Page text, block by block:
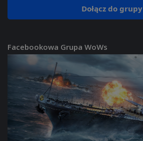
Dołącz do grupy
Facebookowa Grupa WoWs